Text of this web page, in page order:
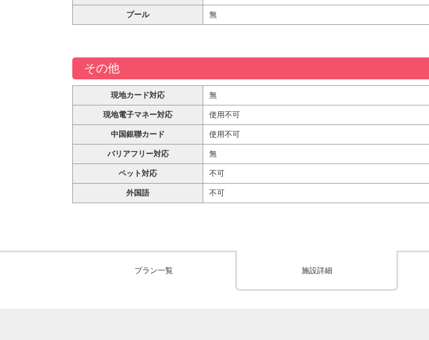
プール 無
その他
現地カード対応 無
現地電子マネー対応 使用不可
中国銀聯カード 使用不可
バリアフリー対応 無
ペット対応 不可
外国語 不可
プラン一覧 施設詳細